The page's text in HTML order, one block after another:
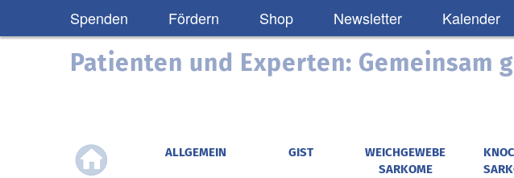
Spenden Fördern Shop Newsletter Kalender
Patienten und Experten: Gemeinsam
ALLGEMEIN GIST
WEICHGEWEBE
SARKOME